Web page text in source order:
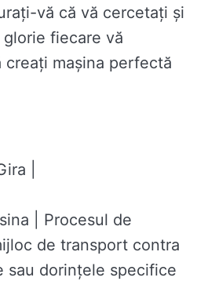
vă că vă cercetați și
fiecare vă
mașina perfectă
|
| Procesul de
de transport contra
sau dorințele specifice